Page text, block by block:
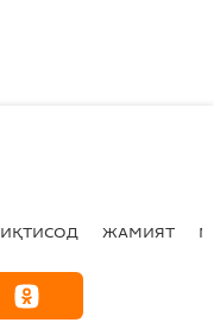
ИҚТИСОД ЖАМИЯТ